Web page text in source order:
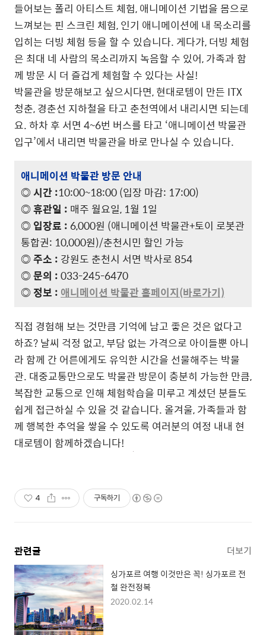
들어보는 폴리 아티스트 체험, 애니메이션 기법을 몸으로
느껴보는 핀 스크린 체험, 인기 애니메이션에 내 목소리를
입히는 더빙 체험 등을 할 수 있습니다. 게다가, 더빙 체험
은 최대 네 사람의 목소리까지 녹음할 수 있어, 가족과 함
께 방문 시 더 즐겁게 체험할 수 있다는 사실!
박물관을 방문해보고 싶으시다면, 현대로템이 만든 ITX
청춘, 경춘선 지하철을 타고 춘천역에서 내리시면 되는데
요. 하차 후 서면 4~6번 버스를 타고 ‘애니메이션 박물관
입구’에서 내리면 박물관을 바로 만나실 수 있습니다.
애니메이션 박물관 방문 안내
◎ 시간 :10:00~18:00 (입장 마감: 17:00)
◎ 휴관일 : 매주 월요일, 1월 1일
◎ 입장료 : 6,000원 (애니메이션 박물관+토이 로봇관
통합권: 10,000원)/춘천시민 할인 가능
◎ 주소 : 강원도 춘천시 서면 박사로 854
◎ 문의 :033-245-6470
◎ 정보 : 애니메이션 박물관 홈페이지(바로가기)
직접 경험해 보는 것만큼 기억에 남고 좋은 것은 없다고
하죠? 날씨 걱정 없고, 부담 없는 가격으로 아이들뿐 아니
라 함께 간 어른에게도 유익한 시간을 선물해주는 박물
관. 대중교통만으로도 박물관 방문이 충분히 가능한 만큼,
복잡한 교통으로 인해 체험학습을 미루고 계셨던 분들도
쉽게 접근하실 수 있을 것 같습니다. 올겨울, 가족들과 함
께 행복한 추억을 쌓을 수 있도록 여러분의 여정 내내 현
대로템이 함께하겠습니다!
4 구독하기
관련글 더보기
싱가포르 여행 이것만은 꼭! 싱가포르 전
철 완전정복
2020.02.14